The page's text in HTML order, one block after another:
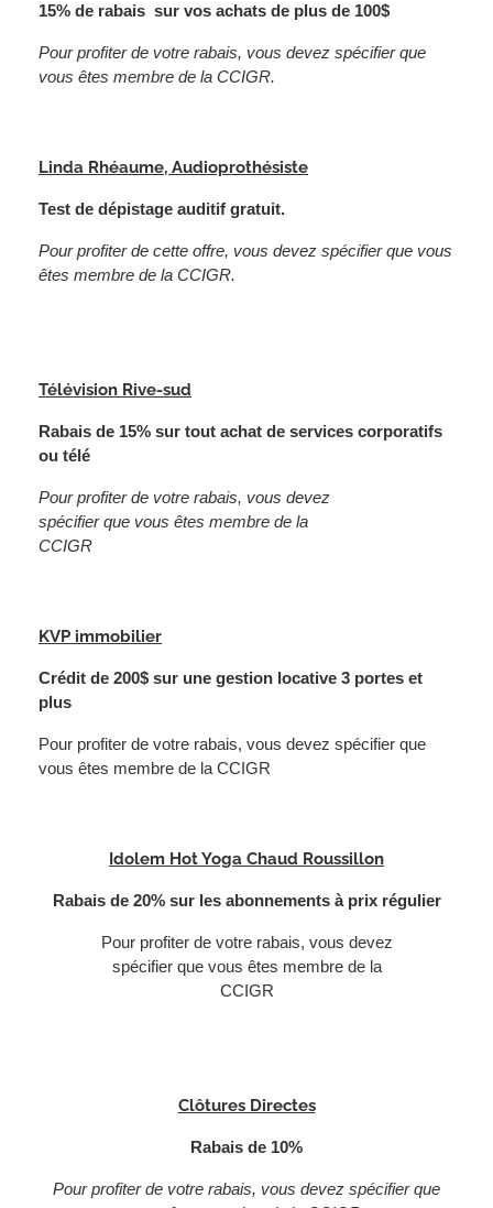
15% de rabais sur vos achats de plus de 100$
Pour profiter de votre rabais, vous devez spécifier que
vous êtes membre de la CCIGR.
Linda Rhéaume, Audioprothésiste
Test de dépistage auditif gratuit.
Pour profiter de cette offre, vous devez spécifier que vous
êtes membre de la CCIGR.
Télévision Rive-sud
Rabais de 15% sur tout achat de services corporatifs
ou télé
Pour profiter de votre rabais, vous devez
spécifier que vous êtes membre de la
CCIGR
KVP immobilier
Crédit de 200$ sur une gestion locative 3 portes et
plus
Pour profiter de votre rabais, vous devez spécifier que
vous êtes membre de la CCIGR
Idolem Hot Yoga Chaud Roussillon
Rabais de 20% sur les abonnements à prix régulier
Pour profiter de votre rabais, vous devez
spécifier que vous êtes membre de la
CCIGR
Clôtures Directes
Rabais de 10%
Pour profiter de votre rabais, vous devez spécifier que